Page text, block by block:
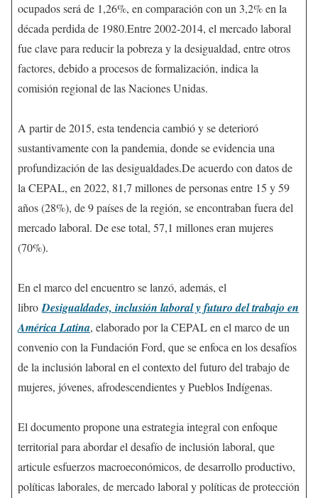
ocupados será de 1,26%, en comparación con un 3,2% en la
década perdida de 1980.Entre 2002-2014, el mercado laboral
fue clave para reducir la pobreza y la desigualdad, entre otros
factores, debido a procesos de formalización, indica la
comisión regional de las Naciones Unidas.
A partir de 2015, esta tendencia cambió y se deterioró
sustantivamente con la pandemia, donde se evidencia una
profundización de las desigualdades.De acuerdo con datos de
la CEPAL, en 2022, 81,7 millones de personas entre 15 y 59
años (28%), de 9 países de la región, se encontraban fuera del
mercado laboral. De ese total, 57,1 millones eran mujeres
(70%).
En el marco del encuentro se lanzó, además, el
libroDesigualdades, inclusión laboral y futuro del trabajo en
América Latina, elaborado por la CEPAL en el marco de un
convenio con la Fundación Ford, que se enfoca en los desafíos
de la inclusión laboral en el contexto del futuro del trabajo de
mujeres, jóvenes, afrodescendientes y Pueblos Indígenas.
El documento propone una estrategia integral con enfoque
territorial para abordar el desafío de inclusión laboral, que
articule esfuerzos macroeconómicos, de desarrollo productivo,
políticas laborales, de mercado laboral y políticas de protección